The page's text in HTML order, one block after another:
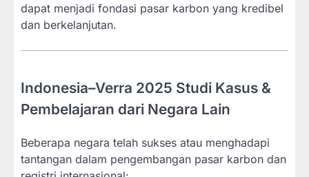
dapat menjadi fondasi pasar karbon yang kredibel
dan berkelanjutan.
Indonesia–Verra 2025 Studi Kasus &
Pembelajaran dari Negara Lain
Beberapa negara telah sukses atau menghadapi
tantangan dalam pengembangan pasar karbon dan